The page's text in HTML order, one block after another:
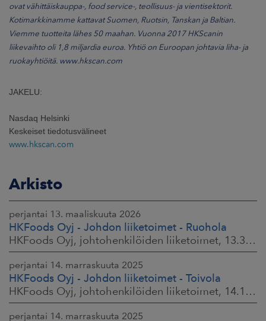
ovat vähittäiskauppa-, food service-, teollisuus- ja vientisektorit.
Kotimarkkinamme kattavat Suomen, Ruotsin, Tanskan ja Baltian.
Viemme tuotteita lähes 50 maahan. Vuonna 2017 HKScanin
liikevaihto oli 1,8 miljardia euroa. Yhtiö on Euroopan johtavia liha- ja
ruokayhtiöitä. www.hkscan.com
JAKELU:
Nasdaq Helsinki
Keskeiset tiedotusvälineet
www.hkscan.com
Arkisto
perjantai 13. maaliskuuta 2026
HKFoods Oyj - Johdon liiketoimet - Ruohola
HKFoods Oyj, johtohenkilöiden liiketoimet, 13.3.2026 klo 9.30
perjantai 14. marraskuuta 2025
HKFoods Oyj - Johdon liiketoimet - Toivola
HKFoods Oyj, johtohenkilöiden liiketoimet, 14.11.2025 klo 14.00
perjantai 14. marraskuuta 2025